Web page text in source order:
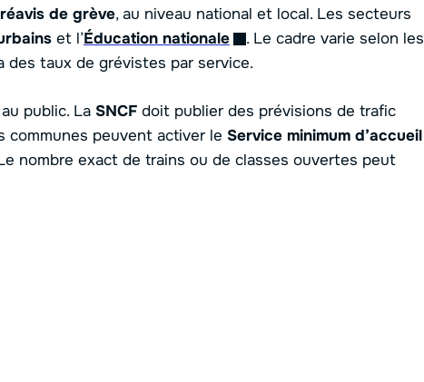
de grève, au niveau national et local. Les secteurs
et l’Éducation nationale
. Le cadre varie selon les
taux de grévistes par service.
public. La SNCF doit publier des prévisions de trafic
communes peuvent activer le Service minimum d’accueil
nombre exact de trains ou de classes ouvertes peut